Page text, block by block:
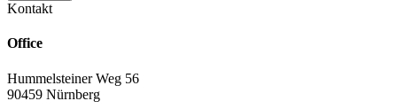
Kontakt
Office
Hummelsteiner Weg 56
90459 Nürnberg